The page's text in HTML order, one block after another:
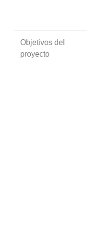
Objetivos del
proyecto